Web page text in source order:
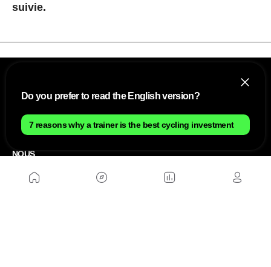
suivie.
NOUS
Plan du site
Do you prefer to read the English version?
7 reasons why a trainer is the best cycling investment